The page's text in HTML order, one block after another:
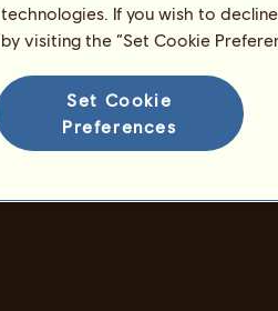
technologies. If you wish to
by visiting the “Set Cookie
Set Cookie
Preferences